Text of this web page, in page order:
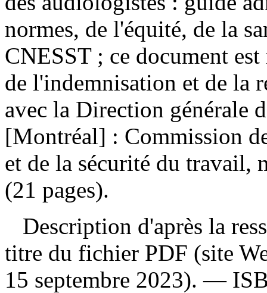
normes, de l'équité, de la
CNESST ; ce document
de l'indemnisation et de la
avec la Direction générale
[Montréal] : Commission
et de la sécurité du travail,
(21 pages).
Description d'après la
titre du fichier PDF (site
15 septembre 2023). —